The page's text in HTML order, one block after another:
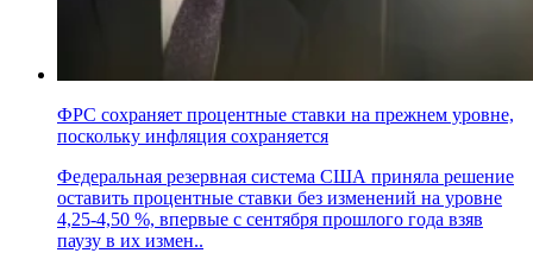
ФРС сохраняет процентные ставки на прежнем уровне,
поскольку инфляция сохраняется
Федеральная резервная система США приняла решение
оставить процентные ставки без изменений на уровне
4,25-4,50 %, впервые с сентября прошлого года взяв
паузу в их измен..